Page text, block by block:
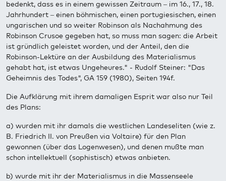
bedenkt, dass es in einem gewissen Zeitraum – im 16., 17., 18.
Jahrhundert – einen böhmischen, einen portugiesischen, einen
ungarischen und so weiter Robinson als Nachahmung des
Robinson Crusoe gegeben hat, so muss man sagen: die Arbeit
ist gründlich geleistet worden, und der Anteil, den die
Robinson-Lektüre an der Ausbildung des Materialismus
gehabt hat, ist etwas Ungeheures." - Rudolf Steiner: "Das
Geheimnis des Todes", GA 159 (1980), Seiten 194f.
Die Aufklärung mit ihrem damaligen Esprit war also nur Teil
des Plans:
a) wurden mit ihr damals die westlichen Landeseliten (wie z.
B. Friedrich II. von Preußen via Voltaire) für den Plan
gewonnen (über das Logenwesen), und denen mußte man
schon intellektuell (sophistisch) etwas anbieten.
b) wurde mit ihr der Materialismus in die Massenseele